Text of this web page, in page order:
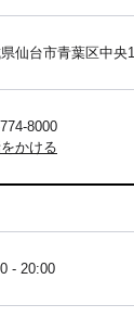
仙台市青葉区中央
8000
かける
- 20:00